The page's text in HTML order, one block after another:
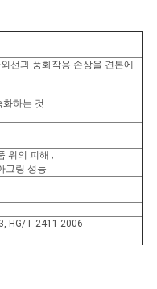
선과 풍화작용 손상을 견본에
하는 것
위의 피해 ;
그링 성능
HG/T 2411-2006